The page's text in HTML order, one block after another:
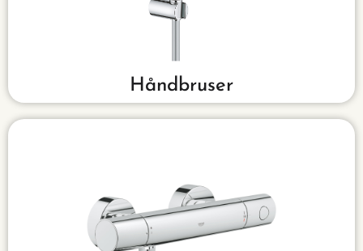
Håndbruser
Lær mere omkring håndbrusere, så du kan
Se mere